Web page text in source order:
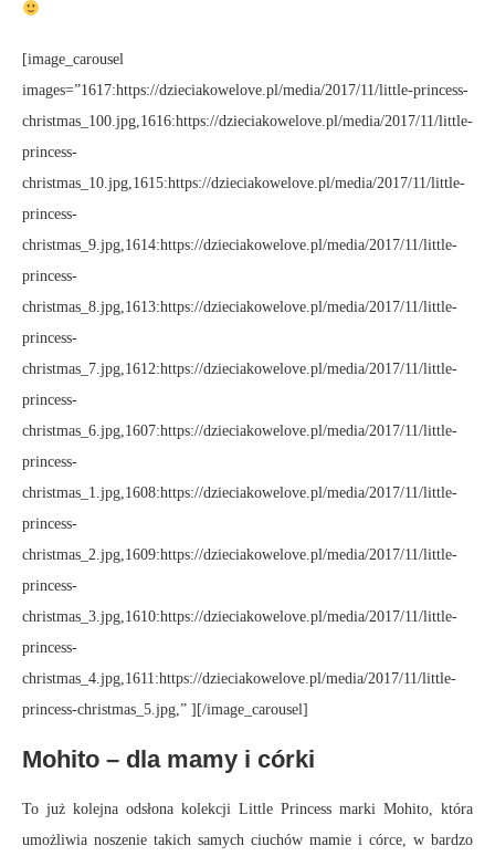
[image_carousel
images=”1617:https://dzieciakowelove.pl/media/2017/11/little-princess-
christmas_100.jpg,1616:https://dzieciakowelove.pl/media/2017/11/little-
princess-
christmas_10.jpg,1615:https://dzieciakowelove.pl/media/2017/11/little-
princess-
christmas_9.jpg,1614:https://dzieciakowelove.pl/media/2017/11/little-
princess-
christmas_8.jpg,1613:https://dzieciakowelove.pl/media/2017/11/little-
princess-
christmas_7.jpg,1612:https://dzieciakowelove.pl/media/2017/11/little-
princess-
christmas_6.jpg,1607:https://dzieciakowelove.pl/media/2017/11/little-
princess-
christmas_1.jpg,1608:https://dzieciakowelove.pl/media/2017/11/little-
princess-
christmas_2.jpg,1609:https://dzieciakowelove.pl/media/2017/11/little-
princess-
christmas_3.jpg,1610:https://dzieciakowelove.pl/media/2017/11/little-
princess-
christmas_4.jpg,1611:https://dzieciakowelove.pl/media/2017/11/little-
princess-christmas_5.jpg,” ][/image_carousel]
Mohito – dla mamy i córki
To już kolejna odsłona kolekcji Little Princess marki Mohito, która
umożliwia noszenie takich samych ciuchów mamie i córce, w bardzo